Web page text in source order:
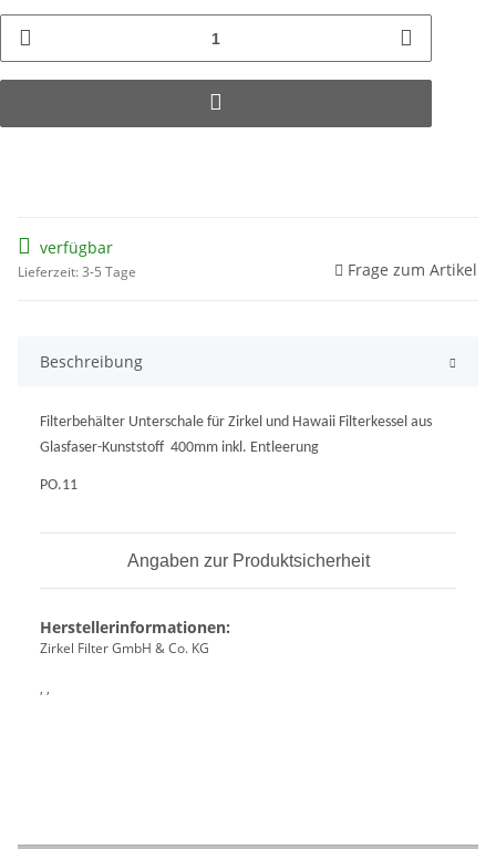
verfügbar
Lieferzeit: 3-5 Tage Frage zum Artikel
Beschreibung
Filterbehälter Unterschale für Zirkel und Hawaii Filterkessel aus
Glasfaser-Kunststoff 400mm inkl. Entleerung
PO.11
Angaben zur Produktsicherheit
Herstellerinformationen:
Zirkel Filter GmbH & Co. KG
, ,